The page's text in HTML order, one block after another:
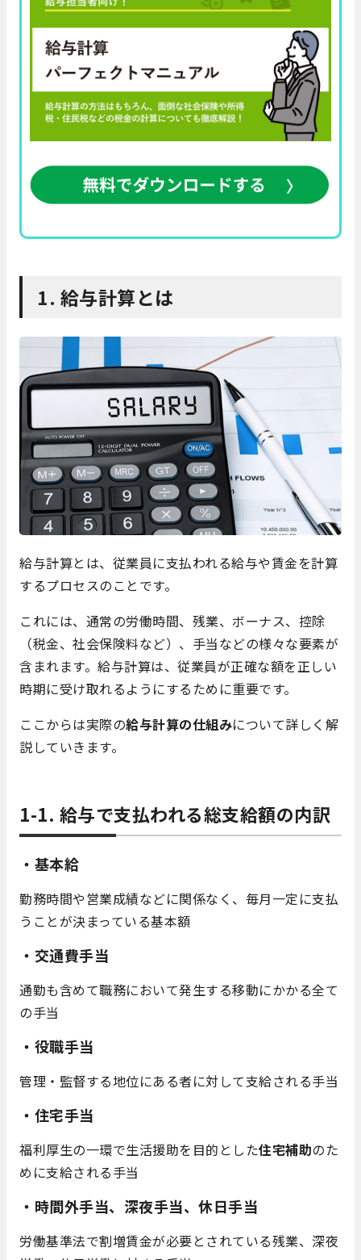
1. 給与計算とは
給与計算とは、従業員に支払われる給与や賃金を計算
するプロセスのことです。
これには、通常の労働時間、残業、ボーナス、控除
（税金、社会保険料など）、手当などの様々な要素が
含まれます。給与計算は、従業員が正確な額を正しい
時期に受け取れるようにするために重要です。
ここからは実際の給与計算の仕組みについて詳しく解
説していきます。
1-1. 給与で支払われる総支給額の内訳
・基本給
勤務時間や営業成績などに関係なく、毎月一定に支払
うことが決まっている基本額
・交通費手当
通勤も含めて職務において発生する移動にかかる全て
の手当
・役職手当
管理・監督する地位にある者に対して支給される手当
・住宅手当
福利厚生の一環で生活援助を目的とした住宅補助のた
めに支給される手当
・時間外手当、深夜手当、休日手当
労働基準法で割増賃金が必要とされている残業、深夜